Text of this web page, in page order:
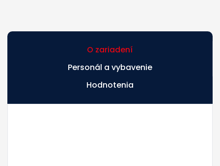
O zariadení
Personál a vybavenie
Hodnotenia